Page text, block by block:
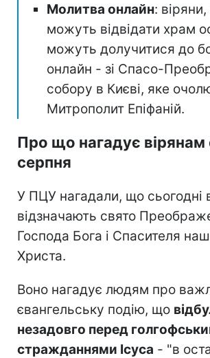
Молитва онлайн: віряни,
можуть відвідати храм
можуть долучитися до
онлайн - зі Спасо-
собору в Києві, яке
Митрополит Епіфаній.
Про що нагадує вірянам
серпня
У ПЦУ нагадали, що сьогодні
відзначають свято
Господа Бога і Спасителя
Христа.
Воно нагадує людям про
євангельську подію, що
незадовго перед
стражданнями Ісуса - "в